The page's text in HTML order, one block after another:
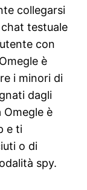
collegarsi
testuale
con
è
i minori di
dagli
è
e ti
o di
spy.